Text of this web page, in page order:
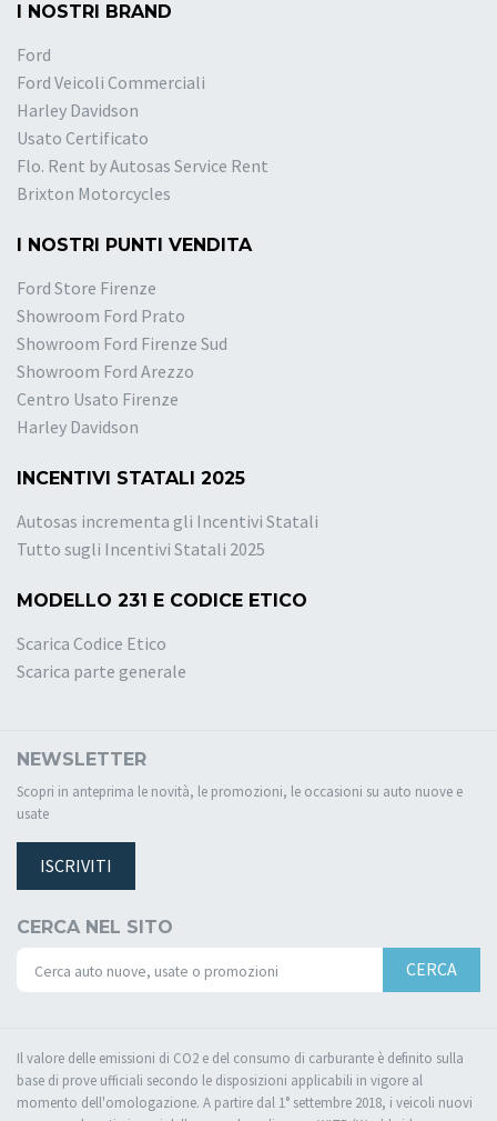
I NOSTRI BRAND
Ford
Ford Veicoli Commerciali
Harley Davidson
Usato Certificato
Flo. Rent by Autosas Service Rent
Brixton Motorcycles
I NOSTRI PUNTI VENDITA
Ford Store Firenze
Showroom Ford Prato
Showroom Ford Firenze Sud
Showroom Ford Arezzo
Centro Usato Firenze
Harley Davidson
INCENTIVI STATALI 2025
Autosas incrementa gli Incentivi Statali
Tutto sugli Incentivi Statali 2025
MODELLO 231 E CODICE ETICO
Scarica Codice Etico
Scarica parte generale
NEWSLETTER
Scopri in anteprima le novità, le promozioni, le occasioni su auto nuove e
usate
ISCRIVITI
CERCA NEL SITO
CERCA
Il valore delle emissioni di CO2 e del consumo di carburante è definito sulla
base di prove ufficiali secondo le disposizioni applicabili in vigore al
momento dell'omologazione. A partire dal 1° settembre 2018, i veicoli nuovi